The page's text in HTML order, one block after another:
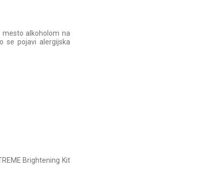
alkoholom na
se pojavi alergijska
Brightening Kit